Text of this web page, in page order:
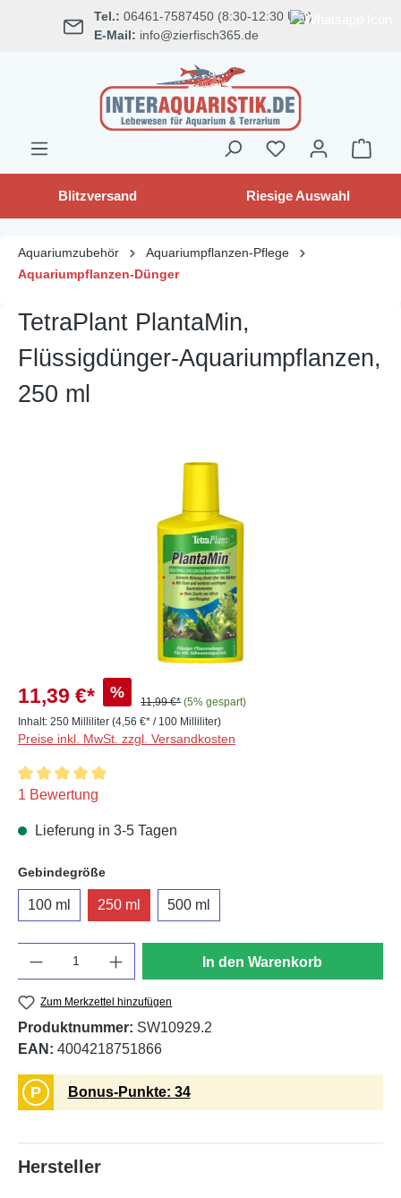
springen Tel.: 06461-7587450 (8:30-12:30 Uhr)
E-Mail: info@zierfisch365.de
Blitzversand Riesige Auswahl
Aquariumzubehör
Aquariumpflanzen-Pflege
Aquariumpflanzen-Dünger
TetraPlant PlantaMin,
Flüssigdünger-Aquariumpflanzen,
250 ml
Bildergalerie überspringen
11,39 €* %
11,99 €* (5% gespart)
Inhalt: 250 Milliliter (4,56 €* / 100 Milliliter)
Preise inkl. MwSt. zzgl. Versandkosten
Durchschnittliche Bewertung von 5 von 5 Sternen
1 Bewertung
Lieferung in 3-5 Tagen
Gebindegrößeauswählen
100 ml 250 ml 500 ml
In den Warenkorb
Zum Merkzettel hinzufügen
Produktnummer: SW10929.2
EAN: 4004218751866
P Bonus-Punkte: 34
Hersteller